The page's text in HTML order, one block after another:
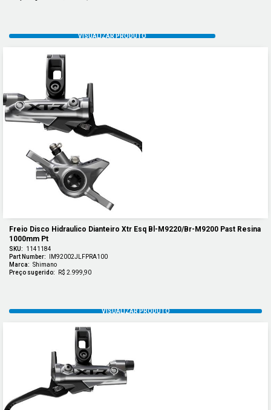
Freio Disco Hidraulico Dianteiro Xtr Esq Bl-M9220/br-M9200 Past Resina
1000mm Pt
SKU:
1141184
Part Number:
IM92002JLFPRA100
Marca: Shimano
Preço sugerido:
R$ 2.999,90